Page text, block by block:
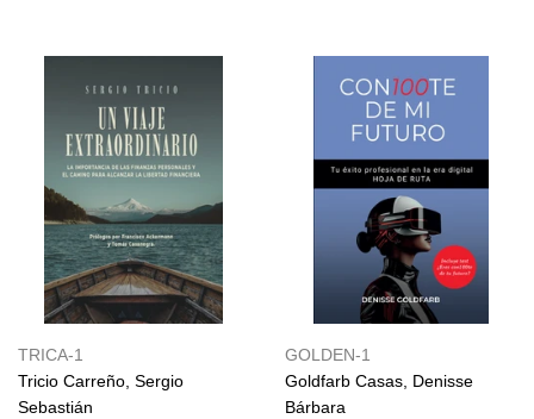
TRICA-1
Tricio Carreño, Sergio
Sebastián
GOLDEN-1
Goldfarb Casas, Denisse
Bárbara